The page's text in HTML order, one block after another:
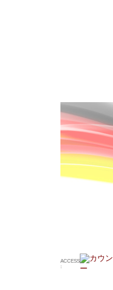
ACCESS
: